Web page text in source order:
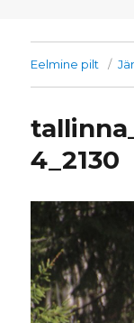
Eelmine pilt
4_2130